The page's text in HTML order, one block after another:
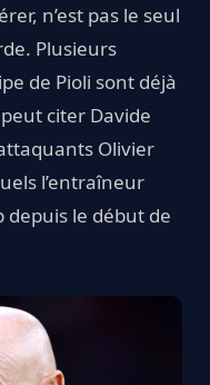
n’est pas le seul
Plusieurs
de Pioli sont déjà
citer Davide
Olivier
l’entraîneur
depuis le début de